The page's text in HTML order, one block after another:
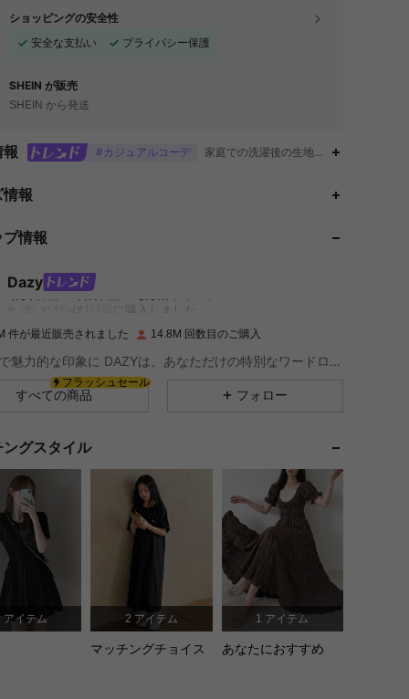
イズ: S
ラー: チョコレートブラウン, サイズ: M
ショッピングの安全性
安全な支払い
プライバシー保護
SHEIN が販売
SHEIN から発送
#カジュアルコーデ 家庭での洗濯後の生地の寸法変化,ロー
報
プ情報
Dazy
4.91
4.91 41K
は に購入しました
4.91 41K
4.91 41K
4.91 6.6M
4.91
4.91 6.6M
件が最近販売されました 14.8M 回数目のご購入
クールで魅力的な印象に DAZYは、あなただけの特別なワードローブを作るために、お手頃価格の"タップ トゥ ウェア" スタイルと多様性を尊重したファッションを提供します。自分自身が選んだアイテムで自信を付けよう。
フラッシュセール
すべての商品 フォロー
ングスタイル
アイテム 2 アイテム
マッチングチョイス
1 アイテム
あなたにおすすめ